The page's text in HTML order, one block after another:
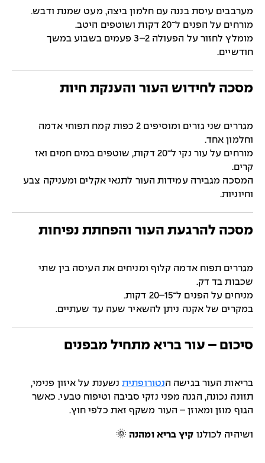
מערבבים עיסת בננה עם חלמון ביצה, מעט שמנת ודבש.
מורחים על הפנים ל־20 דקות ושוטפים היטב.
מומלץ לחזור על הפעולה 2–3 פעמים בשבוע במשך
חודשיים.
מסכה לחידוש העור והענקת חיות
מגררים שני גזרים ומוסיפים 2 כפות קמח תפוחי אדמה
וחלמון אחד.
מורחים על עור נקי ל־20 דקות, שוטפים במים חמים ואז
קרים.
המסכה מגבירה עמידות העור לתנאי אקלים ומעניקה צבע
וחיוניות.
מסכה להרגעת העור והפחתת נפיחות
מגררים תפוח אדמה קלוף ומניחים את העיסה בין שתי
שכבות בד דק.
מניחים על הפנים ל־15–20 דקות.
במקרים של אקנה ניתן להשאיר שעה עד שעתיים.
סיכום – עור בריא מתחיל מבפנים
בריאות העור בגישה הנטורופתיתנשענת על איזון פנימי,
תזונה נכונה, הגנה מפני נזקי סביבה וטיפוח טבעי. כאשר
הגוף מוזן ומאוזן – העור משקף זאת כלפי חוץ.
ושיהיה לכולנו קיץ בריא ומהנה🌞